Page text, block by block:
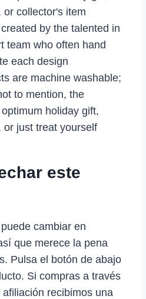
or collector's item
by the talented in
team who often hand
each design
are machine washable;
to mention, the
holiday gift,
or just treat yourself
este
cambiar en
que merece la pena
Pulsa el botón de abajo
Si compras a través
recibimos una